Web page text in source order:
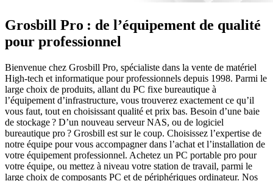
Grosbill Pro : de l’équipement de qualité
pour professionnel
Bienvenue chez Grosbill Pro, spécialiste dans la vente de matériel
High-tech et informatique pour professionnels depuis 1998. Parmi le
large choix de produits, allant du PC fixe bureautique à
l’équipement d’infrastructure, vous trouverez exactement ce qu’il
vous faut, tout en choisissant qualité et prix bas. Besoin d’une baie
de stockage ? D’un nouveau serveur NAS, ou de logiciel
bureautique pro ? Grosbill est sur le coup. Choisissez l’expertise de
notre équipe pour vous accompagner dans l’achat et l’installation de
votre équipement professionnel. Achetez un PC portable pro pour
votre équipe, ou mettez à niveau votre station de travail, parmi le
large choix de composants PC et de périphériques ordinateur. Nos